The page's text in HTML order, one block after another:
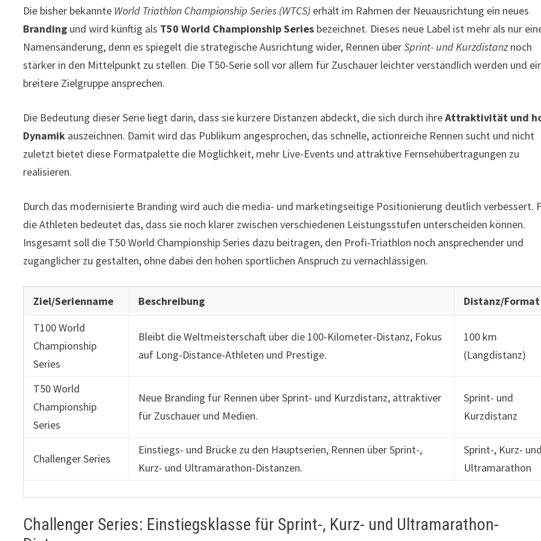
Die bisher bekannte World Triathlon Championship Series (WTCS) erhält im Rahmen der Neuausrichtung ein neues
Branding und wird künftig als T50 World Championship Series bezeichnet. Dieses neue Label ist mehr als nur
Namensänderung, denn es spiegelt die strategische Ausrichtung wider, Rennen überSprint- und Kurzdistanznoch
stärker in den Mittelpunkt zu stellen. Die T50-Serie soll vor allem für Zuschauer leichter verständlich werden und
breitere Zielgruppe ansprechen.
Die Bedeutung dieser Serie liegt darin, dass sie kürzere Distanzen abdeckt, die sich durch ihreAttraktivität und
Dynamik auszeichnen. Damit wird das Publikum angesprochen, das schnelle, actionreiche Rennen sucht und nicht
zuletzt bietet diese Formatpalette die Möglichkeit, mehr Live-Events und attraktive Fernsehübertragungen zu
realisieren.
Durch das modernisierte Branding wird auch die media- und marketingseitige Positionierung deutlich verbessert.
die Athleten bedeutet das, dass sie noch klarer zwischen verschiedenen Leistungsstufen unterscheiden können.
Insgesamt soll die T50 World Championship Series dazu beitragen, den Profi-Triathlon noch ansprechender und
zugänglicher zu gestalten, ohne dabei den hohen sportlichen Anspruch zu vernachlässigen.
Ziel/Serienname Beschreibung
Distanz/Format
T100 World
Championship
Series
Bleibt die Weltmeisterschaft über die 100-Kilometer-Distanz, Fokus
auf Long-Distance-Athleten und Prestige.
100 km
(Langdistanz)
T50 World
Championship
Series
Neue Branding für Rennen über Sprint- und Kurzdistanz, attraktiver
für Zuschauer und Medien.
Sprint- und
Kurzdistanz
Challenger Series
Einstiegs- und Brücke zu den Hauptserien, Rennen über Sprint-,
Kurz- und Ultramarathon-Distanzen.
Sprint-, Kurz- und
Ultramarathon
Challenger Series: Einstiegsklasse für Sprint-, Kurz- und Ultramarathon-